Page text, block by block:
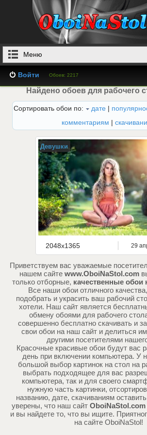
Меню
Войти Обоев: 2217
Найдено обоев для рабочего
Сортировать обои по: дате |
комментариям |
Девушки
2048x1365 29
Приветствуем вас уважаемые
нашем сайте www.OboiNaStol.com
только отборные, качественные обои
Все наши обои отличного
подобрать и украсить ваш рабочий
хотели. Наш сайт является
обмену обоями для рабочего
совершенно бесплатно скачивать и
свои обои на наш сайт и делиться
другими посетителями
Красочные красивые обои будут вас
день при включении компьютера. У
большой выбор картинок на стол на
выбрать подходящее для вас
компьютера, так и для своего
нужную часть картинки,
названию, дате, скачиваниям
уверены, что наш сайт OboiNaStol.com
и вы найдете то, что вы ищите.
на сайте OboiNaStol!